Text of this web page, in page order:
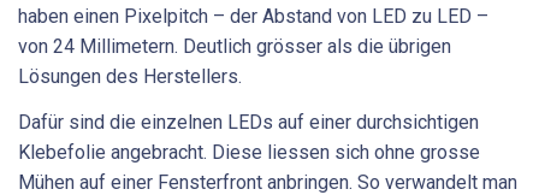
haben einen Pixelpitch – der Abstand von LED zu LED –
von 24 Millimetern. Deutlich grösser als die übrigen
Lösungen des Herstellers.
Dafür sind die einzelnen LEDs auf einer durchsichtigen
Klebefolie angebracht. Diese liessen sich ohne grosse
Mühen auf einer Fensterfront anbringen. So verwandelt man